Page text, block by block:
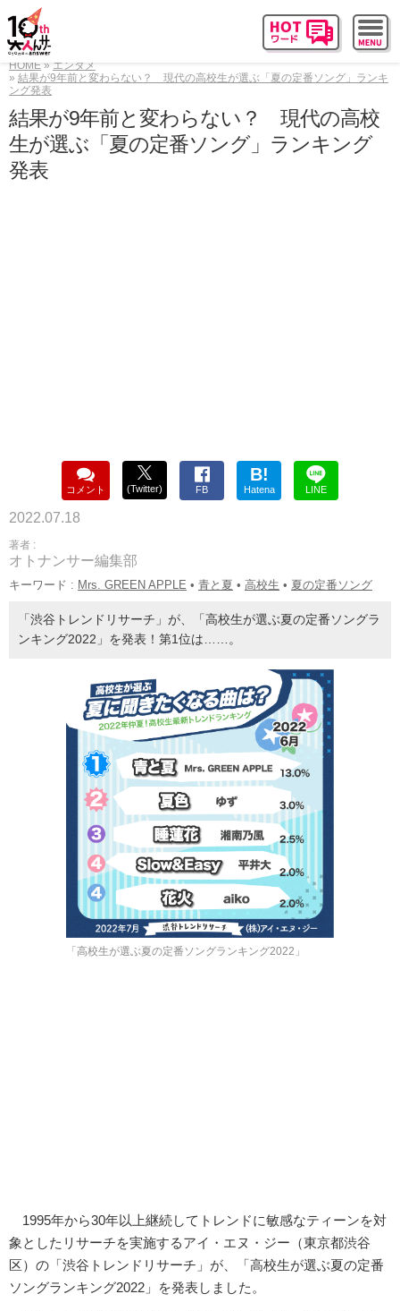
HOME
エンタメ
結果が9年前と変わらない？ 現代の高校生が選ぶ「夏の定番ソング」ランキ
ング発表
結果が9年前と変わらない？ 現代の高校
生が選ぶ「夏の定番ソング」ランキング
発表
コメント (Twitter) FB
B!
Hatena LINE
2022.07.18
著者 :
オトナンサー編集部
キーワード : Mrs. GREEN APPLE • 青と夏 • 高校生 • 夏の定番ソング
「渋谷トレンドリサーチ」が、「高校生が選ぶ夏の定番ソングラ
ンキング2022」を発表！第1位は……。
「高校生が選ぶ夏の定番ソングランキング2022」
1995年から30年以上継続してトレンドに敏感なティーンを対
象としたリサーチを実施するアイ・エヌ・ジー（東京都渋谷
区）の「渋谷トレンドリサーチ」が、「高校生が選ぶ夏の定番
ソングランキング2022」を発表しました。